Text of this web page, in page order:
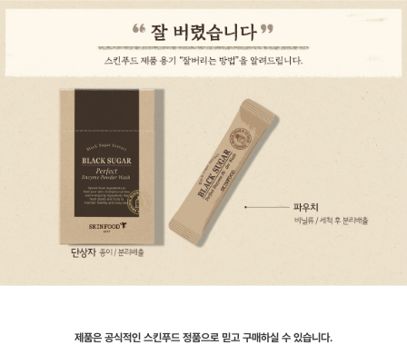
제품은 공식적인 스킨푸드 정품으로 믿고 구매하실 수 있습니다.